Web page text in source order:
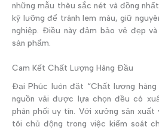
những mẫu thêu sắc nét và đồng
kỹ lưỡng để tránh lem màu, giữ
nghiệp. Điều này đảm bảo vẻ đẹp
sản phẩm.
Cam Kết Chất Lượng Hàng Đầu
Đại Phúc luôn đặt “Chất lượng
nguồn vải được lựa chọn đều có
phân phối uy tín. Với xưởng sản
tôi chủ động trong việc kiểm soát